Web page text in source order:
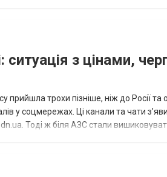
з цінами,
прийшла трохи пізніше, ніж до Росії
у соцмережах. Ці канали та чати
Тоді ж біля АЗС стали